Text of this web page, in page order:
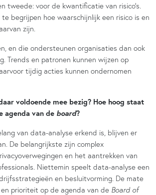
tweede: voor de kwantificatie van risico’s.
begrijpen hoe waarschijnlijk een risico is en
zijn.
en die ondersteunen organisaties dan ook
Trends en patronen kunnen wijzen op
tijdig acties kunnen ondernomen
voldoende mee bezig? Hoe hoog staat
agenda van de board?
van data-analyse erkend is, blijven er
De belangrijkste zijn complex
en het aantrekken van
Niettemin speelt data-analyse een
en besluitvorming. De mate
prioriteit op de agenda van de Board of